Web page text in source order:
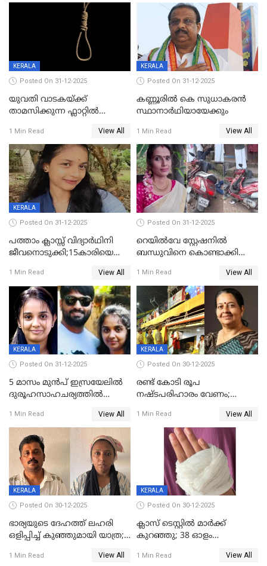
KERALA
Posted On 31-12-2025
യുവതി വാടകയ്ക്ക്
താമസിക്കുന്ന ഫ്ലാറ്റില്‍
സംഭവം കൈതപ്പൊയിലില്‍
1 Min Read View All
KERALA
Posted On 31-12-2025
കണ്ണൂരിൽ കെ സുധാകരൻ
സ്ഥാനാർഥിയായേക്കും
1 Min Read View All
KERALA
Posted On 31-12-2025
പത്താം ക്ലാസ്സ് വിദ്യാര്‍ഥിനി
ജീവനൊടുക്കി;15കാരിയെ
കിടപ്പുമുറിയില്‍ തൂങ്ങി മരിച്ച
നിലയിൽ
1 Min Read View All
Posted On 31-12-2025
റെയിൽവേ സ്റ്റേഷനിൽ
ബന്ധുവിനെ കൊണ്ടാക്കി
ലോറി സ്കൂട്ടറിൽ ഇടിച്ചു :
യുവതിക്ക് ദാരുണാന്ത്യം
1 Min Read View All
KERALA
Posted On 31-12-2025
5 മാസം മുൻപ് ഇസ്രയേലിൽ
ദുരൂഹസാഹചര്യത്തിൽ
മലയാളി യുവാവിന്റെ ഭാര്യയും
മരിച്ചു
1 Min Read View All
KERALA
Posted On 30-12-2025
രണ്ട് കോടി രൂപ
നഷ്ടപരിഹാരം വേണം;
നോട്ടീസയച്ച് ഉമാ തോമസ്
1 Min Read View All
KERALA
Posted On 30-12-2025
ഭാര്യയുടെ ദേഹത്ത് ലഹരി
ഒളിപ്പിച്ച് കുഞ്ഞുമായി യാത്ര;
പിടികൂടി പൊലീസ്
1 Min Read View All
KERALA
Posted On 30-12-2025
ക്ലാസ് ടെസ്റ്റിൽ മാർക്ക്
കുറഞ്ഞു; 38 ഓളം
സെന്ററിലെ അധ്യാപകന്‍
1 Min Read View All